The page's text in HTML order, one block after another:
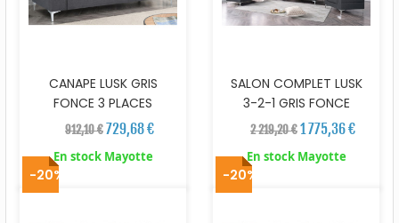
CANAPE LUSK GRIS
FONCE 3 PLACES
912,10 €729,68 €
En stock Mayotte
SALON COMPLET LUSK
3-2-1 GRIS FONCE
2 219,20 €1 775,36 €
En stock Mayotte
-20% -20%